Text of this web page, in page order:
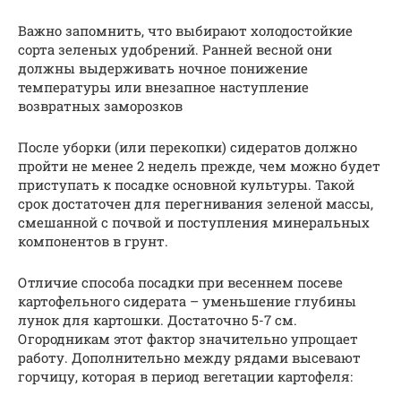
Важно запомнить, что выбирают холодостойкие
сорта зеленых удобрений. Ранней весной они
должны выдерживать ночное понижение
температуры или внезапное наступление
возвратных заморозков
После уборки (или перекопки) сидератов должно
пройти не менее 2 недель прежде, чем можно будет
приступать к посадке основной культуры. Такой
срок достаточен для перегнивания зеленой массы,
смешанной с почвой и поступления минеральных
компонентов в грунт.
Отличие способа посадки при весеннем посеве
картофельного сидерата – уменьшение глубины
лунок для картошки. Достаточно 5-7 см.
Огородникам этот фактор значительно упрощает
работу. Дополнительно между рядами высевают
горчицу, которая в период вегетации картофеля: